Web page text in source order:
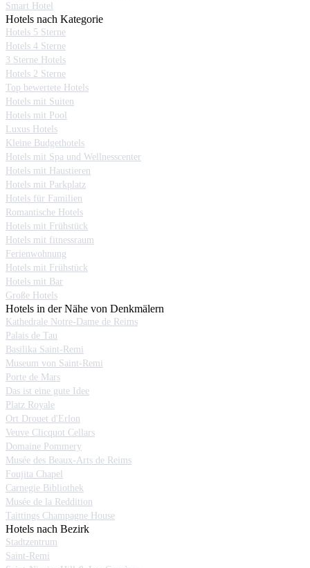
Smart Hotel
Hotels nach Kategorie
Hotels 5 Sterne
Hotels 4 Sterne
3 Sterne Hotels
Hotels 2 Sterne
Top bewertete Hotels
Hotels mit Suiten
Hotels mit Pool
Luxus Hotels
Kleine Budgethotels
Hotels mit Spa und Wellnesscenter
Hotels mit Haustieren
Hotels mit Parkplatz
Hotels für Familien
Romantische Hotels
Hotels mit Frühstück
Hotels mit fitnessraum
Ferienwohnung
Hotels mit Frühstück
Hotels mit Bar
Große Hotels
Hotels in der Nähe von Denkmälern
Kathedrale Notre-Dame de Reims
Palais de Tau
Basilika Saint-Remi
Museum von Saint-Remi
Porte de Mars
Das ist eine gute Idee
Platz Royale
Ort Drouet d'Erlon
Veuve Clicquot Cellars
Domaine Pommery
Musée des Beaux-Arts de Reims
Foujita Chapel
Carnegie Bibliothek
Musée de la Reddition
Taittings Champagne House
Hotels nach Bezirk
Stadtzentrum
Saint-Remi